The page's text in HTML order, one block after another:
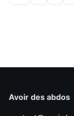
Avoir des abdos